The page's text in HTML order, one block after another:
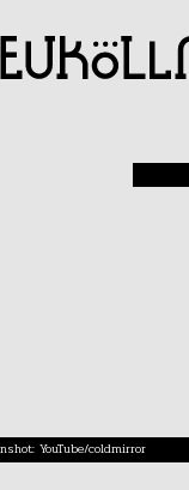
YouTube/coldmirror